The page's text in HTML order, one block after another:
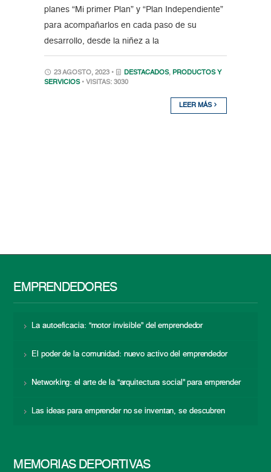
planes “Mi primer Plan” y “Plan Independiente”
para acompañarlos en cada paso de su
desarrollo, desde la niñez a la
23 AGOSTO, 2023 • DESTACADOS, PRODUCTOS Y
SERVICIOS • VISITAS: 3030
LEER MÁS
EMPRENDEDORES
La autoeficacia: “motor invisible” del emprendedor
El poder de la comunidad: nuevo activo del emprendedor
Networking: el arte de la “arquitectura social” para emprender
Las ideas para emprender no se inventan, se descubren
MEMORIAS DEPORTIVAS